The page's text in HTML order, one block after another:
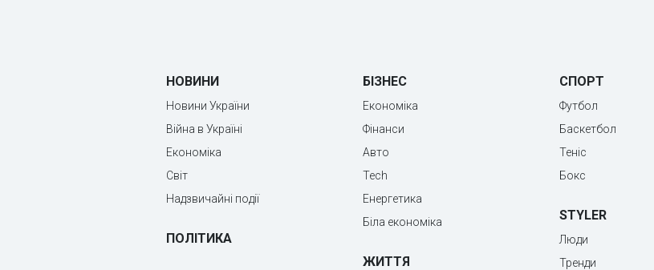
НОВИНИ
Новини України
Війна в Україні
Економіка
Світ
Надзвичайні події
ПОЛІТИКА
БІЗНЕС
Економіка
Фінанси
Авто
Tech
Енергетика
Біла економіка
ЖИТТЯ
СПОРТ
Футбол
Баскетбол
Теніс
Бокс
STYLER
Люди
Тренди